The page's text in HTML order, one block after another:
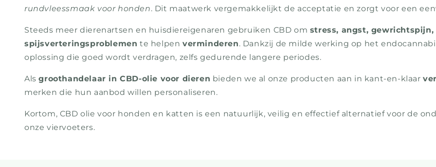
rundvleessmaak voor honden. Dit maatwerk vergemakkelijkt de acceptatie en zorgt voor een
Steeds meer dierenartsen en huisdiereigenaren gebruiken CBD om stress, angst,
spijsverteringsproblemen te helpenverminderen. Dankzij de milde werking op het
oplossing die goed wordt verdragen, zelfs gedurende langere periodes.
Alsgroothandelaar in CBD-olie voor dieren bieden we al onze producten aan in kant-en-klaar
merken die hun aanbod willen personaliseren.
Kortom, CBD olie voor honden en katten is een natuurlijk, veilig en effectief alternatief voor de
onze viervoeters.